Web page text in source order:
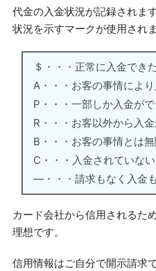
代金の入金状況が記録されま
状況を示すマークが使用されま
＄・・・正常に入金できた
A・・・お客の事情によ
P・・・一部しか入金が
R・・・お客以外から入
B・・・お客の事情とは
C・・・入金されていな
―・・・請求もなく入金
カード会社から信用されるた
理想です。
信用情報はご自分で開示請求